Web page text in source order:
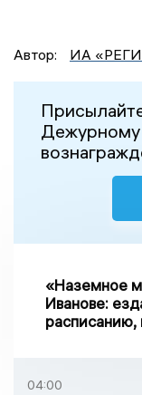
Автор: ИА
Дежурному
«Наземное
Иванове:
расписанию,
04:00